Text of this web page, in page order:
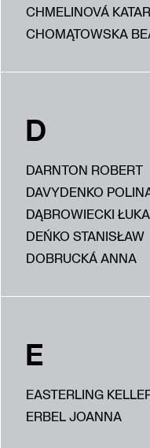
CHMELINOVÁ
CHOMĄTOWSKA
D
DARNTON ROBERT
DAVYDENKO
DĄBROWIECKI
DEŃKO STANISŁAW
DOBRUCKÁ ANNA
E
EASTERLING
ERBEL JOANNA